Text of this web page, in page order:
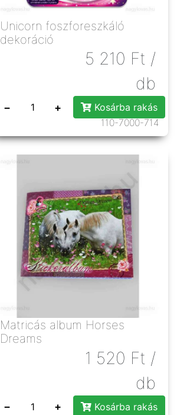
Unicorn foszforeszkáló
dekoráció
5 210 Ft /
db
− +
Kosárba rakás
110-7000-714
Matricás album Horses
Dreams
1 520 Ft /
db
− +
Kosárba rakás